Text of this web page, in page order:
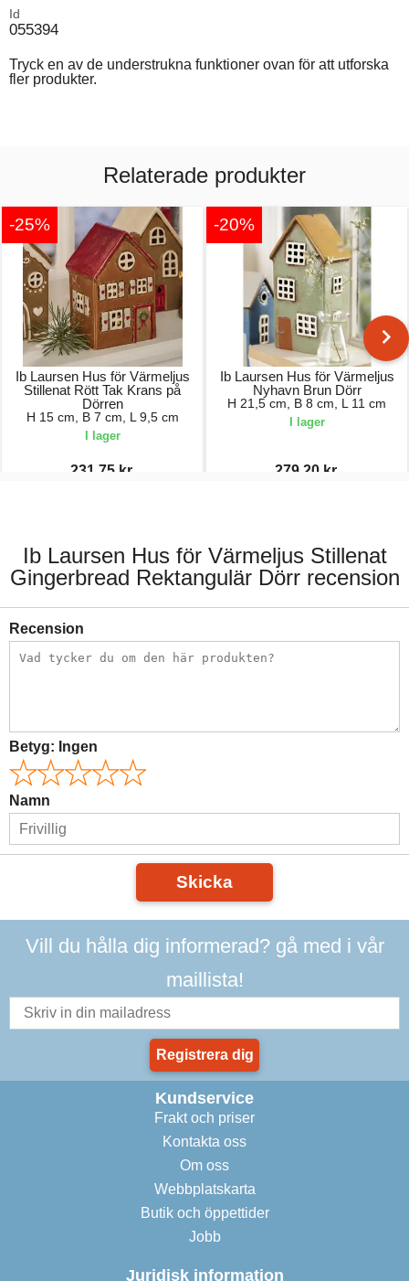
Id
055394
Tryck en av de understrukna funktioner ovan för att utforska
fler produkter.
Relaterade produkter
-25%
Ib Laursen Hus för Värmeljus
Stillenat Rött Tak Krans på
Dörren
H 15 cm, B 7 cm, L 9,5 cm
I lager
231,75 kr.
-20%
Ib Laursen Hus för Värmeljus
Nyhavn Brun Dörr
H 21,5 cm, B 8 cm, L 11 cm
I lager
279,20 kr.
Ib Laursen Hus för Värmeljus Stillenat
Gingerbread Rektangulär Dörr recension
Recension
Betyg: Ingen
Namn
Skicka
Vill du hålla dig informerad? gå med i vår
maillista!
Registrera dig
Kundservice
Frakt och priser
Kontakta oss
Om oss
Webbplatskarta
Butik och öppettider
Jobb
Juridisk information